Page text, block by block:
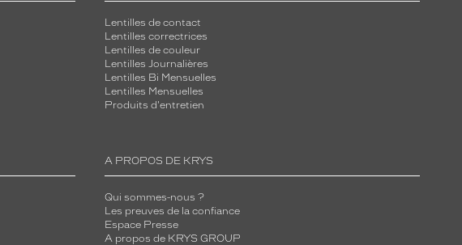
Lentilles de contact
Lentilles correctrices
Lentilles de couleur
Lentilles Journalières
Lentilles Bi Mensuelles
Lentilles Mensuelles
Produits d'entretien
A PROPOS DE KRYS
Qui sommes-nous ?
Les preuves de la confiance
Espace Presse
A propos de KRYS GROUP